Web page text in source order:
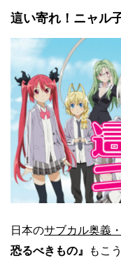
這い寄れ！ニャル
日本のサブカル奥義
恐るべきもの』
もこ